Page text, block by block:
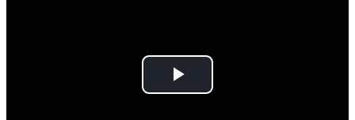
Play